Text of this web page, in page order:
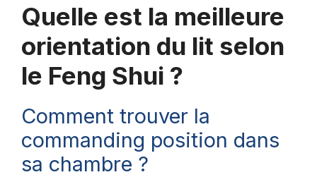
Quelle est la meilleure
orientation du lit selon
le Feng Shui ?
Comment trouver la
commanding position dans
sa chambre ?